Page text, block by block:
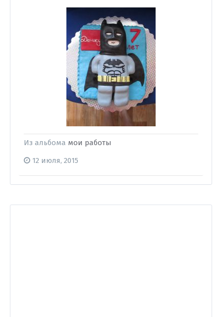
Из альбома мои работы
12 июля, 2015